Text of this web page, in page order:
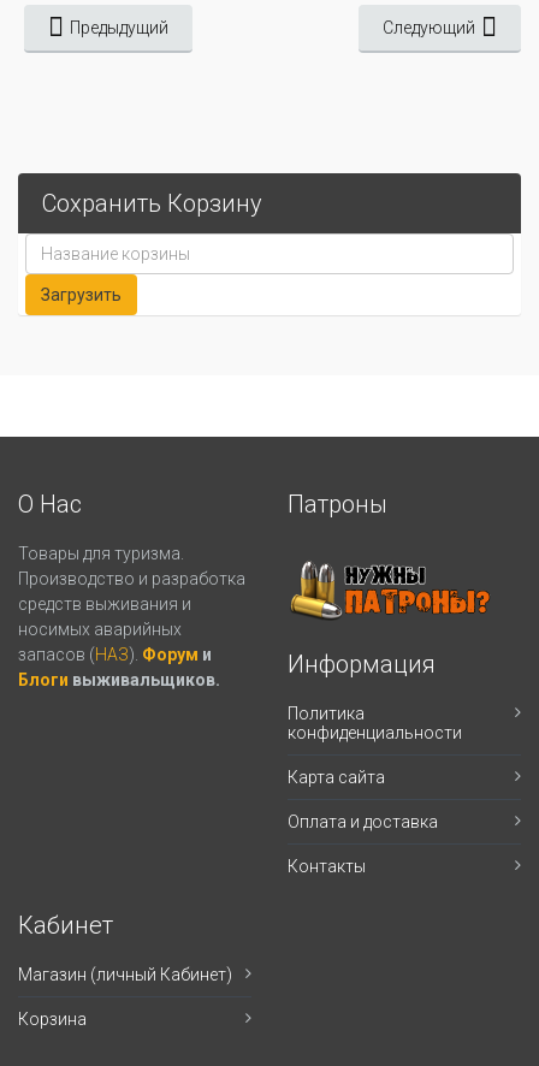
Предыдущий Следующий
Сохранить Корзину
О Нас
Товары для туризма.
Производство и разработка
средств выживания и
носимых аварийных
запасов (НАЗ). Форум и
Блоги выживальщиков.
Патроны
Информация
Политика
конфиденциальности
Карта сайта
Оплата и доставка
Контакты
Кабинет
Магазин (личный Кабинет)
Корзина